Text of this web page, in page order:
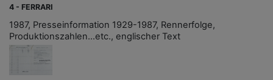
4 - FERRARI
1987, Presseinformation 1929-1987, Rennerfolge,
Produktionszahlen...etc., englischer Text